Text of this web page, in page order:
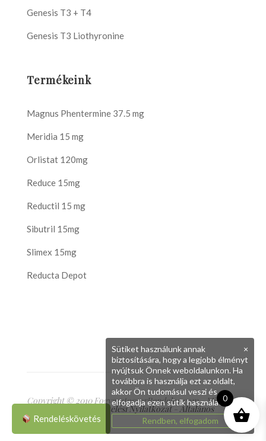
Genesis T3 + T4
Genesis T3 Liothyronine
Termékeink
Magnus Phentermine 37.5 mg
Meridia 15 mg
Orlistat 120mg
Reduce 15mg
Reductil 15 mg
Sibutril 15mg
Slimex 15mg
Reducta Depot
Copyright © 2010 FogyasztoszerRendeles.com - Minden
Adatkezelési Nyilatkozat-Általános
Szerződési Feltételek
Rendeléskövetés
0
×
Sütiket használunk annak
biztosítására, hogy a legjobb élményt
nyújtsuk Önnek weboldalunkon. Ha
továbbra is használja ezt az oldalt,
akkor Ön tudomásul veszi és
elfogadja ezen sütik használatát.
Rendben, elfogadom